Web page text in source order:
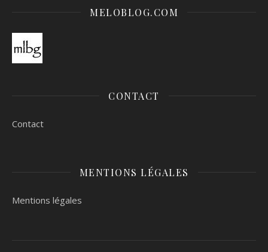
MELOBLOG.COM
CONTACT
Contact
MENTIONS LÉGALES
Mentions légales